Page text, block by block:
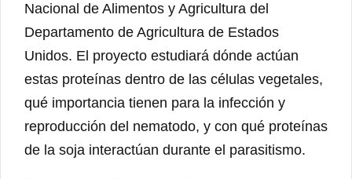
Nacional de Alimentos y Agricultura del
Departamento de Agricultura de Estados
Unidos. El proyecto estudiará dónde actúan
estas proteínas dentro de las células vegetales,
qué importancia tienen para la infección y
reproducción del nematodo, y con qué proteínas
de la soja interactúan durante el parasitismo.